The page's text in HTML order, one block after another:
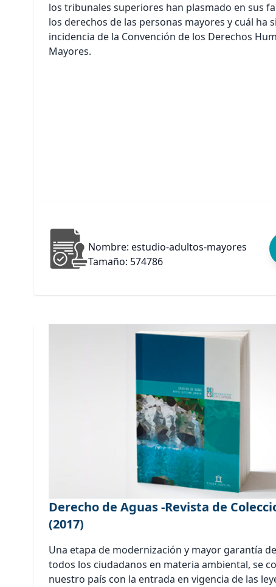
los tribunales superiores han plasmado en sus
los derechos de las personas mayores y cuál ha
incidencia de la Convención de los Derechos
Mayores.
Nombre: estudio-adultos-mayores
Tamaño: 574786
Derecho de Aguas -Revista de
(2017)
Una etapa de modernización y mayor garantía
todos los ciudadanos en materia ambiental, se
nuestro país con la entrada en vigencia de las